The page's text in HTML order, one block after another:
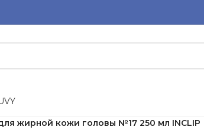
VY
жирной кожи головы №17 250 мл INCLIP